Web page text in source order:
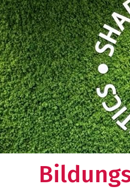
weltweitem Netzwerk?
die beste
Bildungszusammenarbeit
Sponsoring
Gesellschaftliche
Organisationen